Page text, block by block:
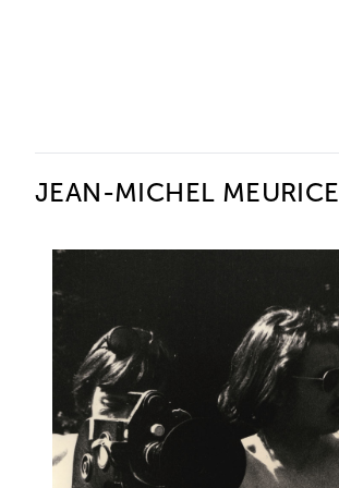
JEAN-MICHEL MEURICE